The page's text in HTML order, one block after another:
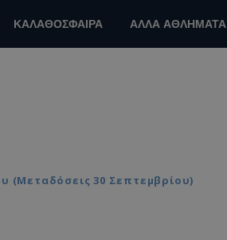
ΚΑΛΑΘΟΣΦΑΙΡΑ ΑΛΛΑ ΑΘΛΗΜΑΤΑ
(Μεταδόσεις 30 Σεπτεμβρίου)